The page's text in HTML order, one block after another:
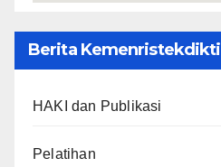
Berita Kemenristekdikti
HAKI dan Publikasi
Pelatihan